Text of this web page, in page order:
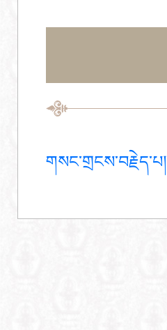
གསང་གྲངས་བརྗེད་པ།